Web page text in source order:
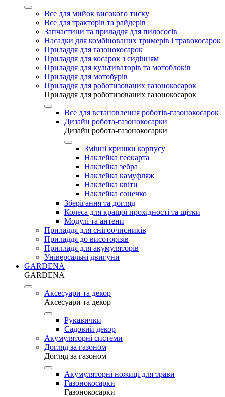
Все для мийок високого тиску
Все для тракторів та райдерів
Запчастини та приладдя для пилососів
Насадки для комбінованих тримерів і травокосарок
Приладдя для газонокосарок
Приладдя для косарок з сидінням
Приладдя для культиваторів та мотоблоків
Приладдя для мотобурів
Приладдя для роботизованих газонокосарок
Приладдя для роботизованих газонокосарок
Все для встановлення роботів-газонокосарок
Дизайн робота-газонокосарки
Дизайн робота-газонокосарки
Змінні кришки корпусу
Наклейка геокарта
Наклейка зебра
Наклейка камуфляж
Наклейка квіти
Наклейка сонечко
Зберігання та догляд
Колеса для кращої прохідності та щітки
Модулі та антени
Приладдя для снігоочисників
Приладдя до висоторізів
Прилладя для акумуляторів
Універсальні двигуни
GARDENA
GARDENA
Аксесуари та декор
Аксесуари та декор
Рукавички
Садовий декор
Акумуляторні системи
Догляд за газоном
Догляд за газоном
Акумуляторні ножиці для трави
Газонокосарки
Газонокосарки